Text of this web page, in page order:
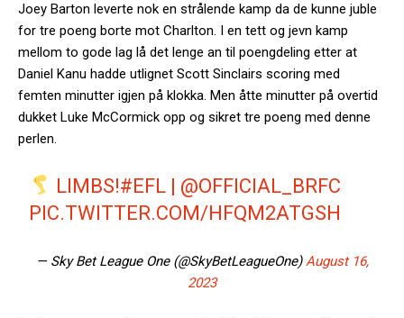
Joey Barton leverte nok en strålende kamp da de kunne juble
for tre poeng borte mot Charlton. I en tett og jevn kamp
mellom to gode lag lå det lenge an til poengdeling etter at
Daniel Kanu hadde utlignet Scott Sinclairs scoring med
femten minutter igjen på klokka. Men åtte minutter på overtid
dukket Luke McCormick opp og sikret tre poeng med denne
perlen.
LIMBS!#EFL | @OFFICIAL_BRFC
PIC.TWITTER.COM/HFQM2ATGSH
— Sky Bet League One (@SkyBetLeagueOne) August 16,
2023